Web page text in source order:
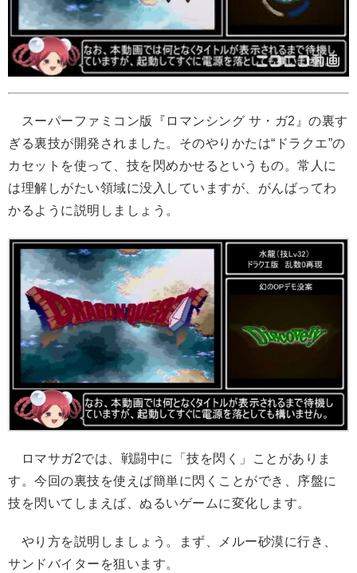
スーパーファミコン版『ロマンシング サ・ガ2』の裏す
ぎる裏技が開発されました。そのやりかたは“ドラクエ”の
カセットを使って、技を閃めかせるというもの。常人に
は理解しがたい領域に没入していますが、がんばってわ
かるように説明しましょう。
ロマサガ2では、戦闘中に「技を閃く」ことがありま
す。今回の裏技を使えば簡単に閃くことができ、序盤に
技を閃いてしまえば、ぬるいゲームに変化します。
やり方を説明しましょう。まず、メルー砂漠に行き、
サンドバイターを狙います。